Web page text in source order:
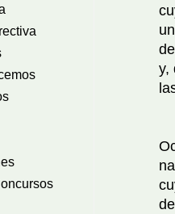
cuya
unido
de
y, de
las
naves
cuyas
de